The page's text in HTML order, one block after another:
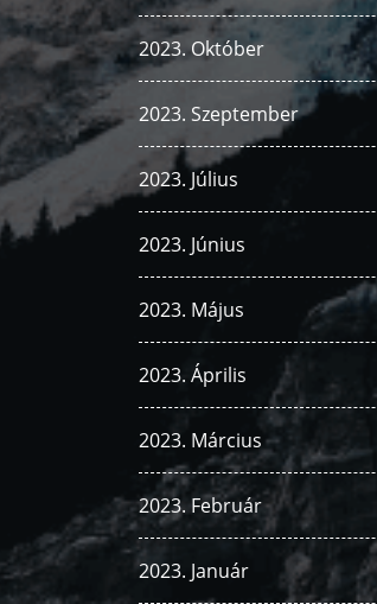
2023. Október
2023. Szeptember
2023. Július
2023. Június
2023. Május
2023. Április
2023. Március
2023. Február
2023. Január